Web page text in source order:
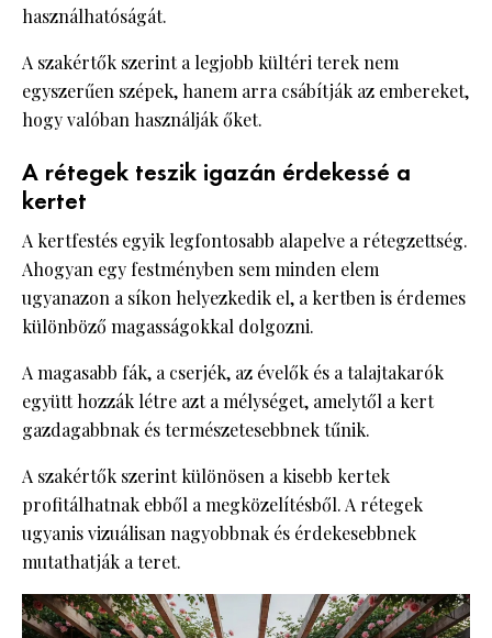
használhatóságát.
A szakértők szerint a legjobb kültéri terek nem
egyszerűen szépek, hanem arra csábítják az embereket,
hogy valóban használják őket.
A rétegek teszik igazán érdekessé a
kertet
A kertfestés egyik legfontosabb alapelve a rétegzettség.
Ahogyan egy festményben sem minden elem
ugyanazon a síkon helyezkedik el, a kertben is érdemes
különböző magasságokkal dolgozni.
A magasabb fák, a cserjék, az évelők és a talajtakarók
együtt hozzák létre azt a mélységet, amelytől a kert
gazdagabbnak és természetesebbnek tűnik.
A szakértők szerint különösen a kisebb kertek
profitálhatnak ebből a megközelítésből. A rétegek
ugyanis vizuálisan nagyobbnak és érdekesebbnek
mutathatják a teret.